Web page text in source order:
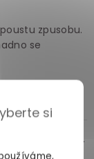
si
zpusobu.
se
před více lety